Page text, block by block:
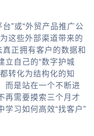
”或“外贸产品推广公
这些外部渠道带来的
真正拥有客户的数据和
立自己的“数字护城
转化为结构化的知
而是站在一个不断进
再需要摸索三个月才
学习如何高效“找客户”